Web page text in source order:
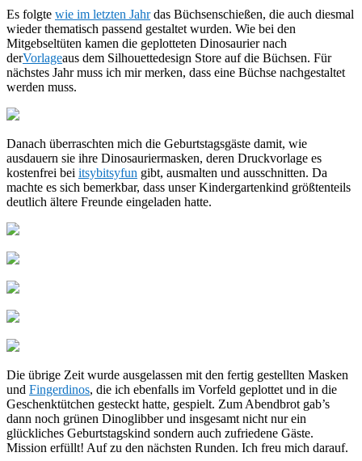
Es folgte wie im letzten Jahrdas Büchsenschießen, die auch diesmal
wieder thematisch passend gestaltet wurden. Wie bei den
Mitgebseltüten kamen die geplotteten Dinosaurier nach
derVorlageaus dem Silhouettedesign Store auf die Büchsen. Für
nächstes Jahr muss ich mir merken, dass eine Büchse nachgestaltet
werden muss.
Danach überraschten mich die Geburtstagsgäste damit, wie
ausdauern sie ihre Dinosauriermasken, deren Druckvorlage es
kostenfrei bei itsybitsyfun gibt, ausmalten und ausschnitten. Da
machte es sich bemerkbar, dass unser Kindergartenkind größtenteils
deutlich ältere Freunde eingeladen hatte.
Die übrige Zeit wurde ausgelassen mit den fertig gestellten Masken
und Fingerdinos, die ich ebenfalls im Vorfeld geplottet und in die
Geschenktütchen gesteckt hatte, gespielt. Zum Abendbrot gab’s
dann noch grünen Dinoglibber und insgesamt nicht nur ein
glückliches Geburtstagskind sondern auch zufriedene Gäste.
Mission erfüllt! Auf zu den nächsten Runden. Ich freu mich darauf.